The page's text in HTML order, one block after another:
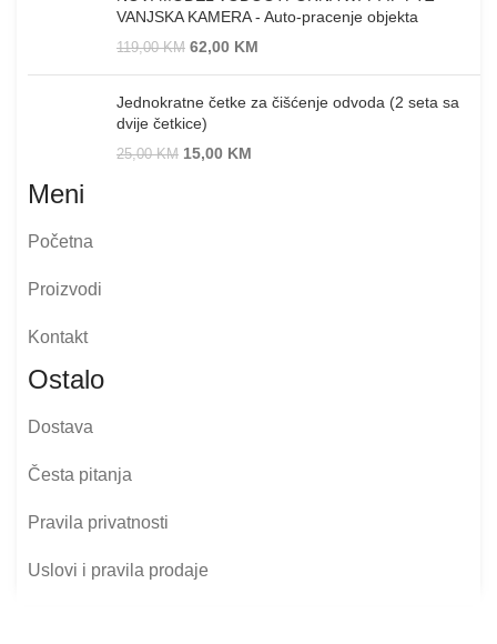
VANJSKA KAMERA - Auto-pracenje objekta
119,00KM 62,00 KM
Jednokratne četke za čišćenje odvoda (2 seta sa
dvije četkice)
25,00KM 15,00 KM
Meni
Početna
Proizvodi
Kontakt
Ostalo
Dostava
Česta pitanja
Pravila privatnosti
Uslovi i pravila prodaje